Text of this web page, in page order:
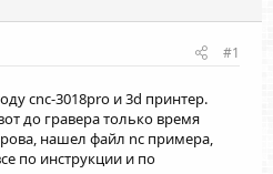
#1
cnc-3018pro и 3d принтер.
до гравера только время
нашел файл nc примера,
по инструкции и по